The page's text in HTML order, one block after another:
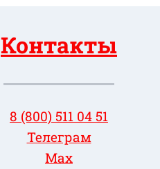
Контакты
8 (800) 511 04 51
Телеграм
Max